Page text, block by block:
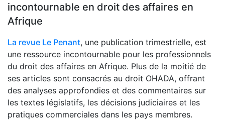
incontournable en droit des affaires en
Afrique
La revue Le Penant, une publication trimestrielle, est
une ressource incontournable pour les professionnels
du droit des affaires en Afrique. Plus de la moitié de
ses articles sont consacrés au droit OHADA, offrant
des analyses approfondies et des commentaires sur
les textes législatifs, les décisions judiciaires et les
pratiques commerciales dans les pays membres.